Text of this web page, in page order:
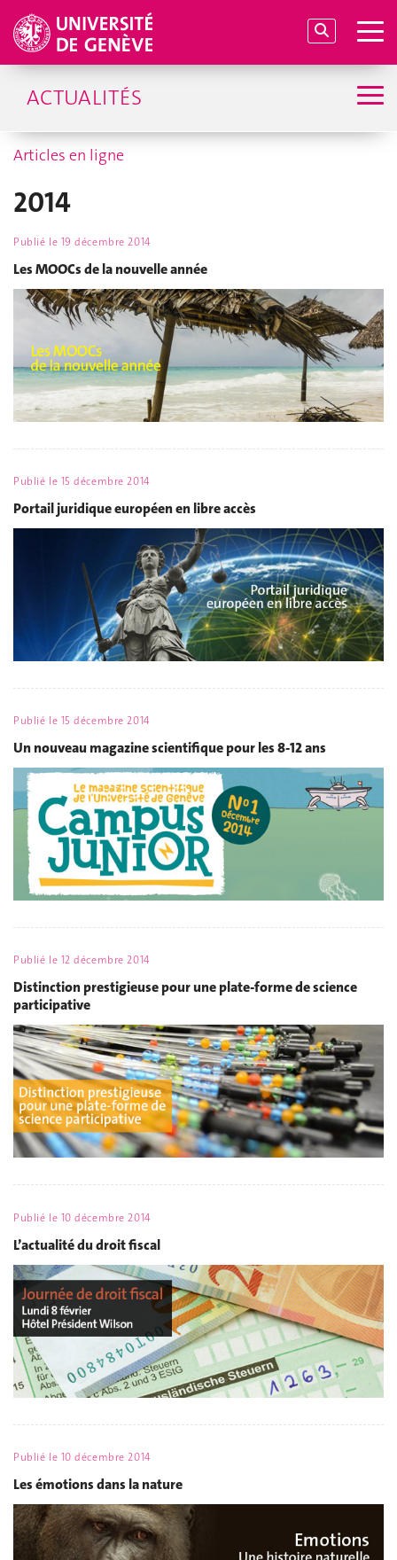
ACTUALITÉS
Articles en ligne
2014
Publié le 19 décembre 2014
Les MOOCs de la nouvelle année
Publié le 15 décembre 2014
Portail juridique européen en libre accès
Publié le 15 décembre 2014
Un nouveau magazine scientifique pour les 8-12 ans
Publié le 12 décembre 2014
Distinction prestigieuse pour une plate-forme de science
participative
Publié le 10 décembre 2014
L’actualité du droit fiscal
Publié le 10 décembre 2014
Les émotions dans la nature